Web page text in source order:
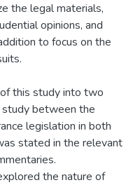
the legal materials,
opinions, and
to focus on the
this study into two
study between the
legislation in both
stated in the relevant
the nature of